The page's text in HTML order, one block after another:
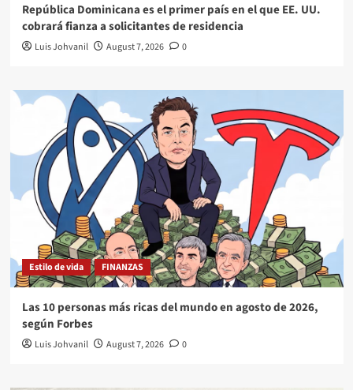
República Dominicana es el primer país en el que EE. UU.
cobrará fianza a solicitantes de residencia
Luis Johvanil August 7, 2026 0
Estilo de vida FINANZAS
Las 10 personas más ricas del mundo en agosto de 2026,
según Forbes
Luis Johvanil August 7, 2026 0